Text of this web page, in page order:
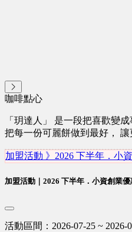
咖啡點心
「玥達人」 是一段把喜歡變
把每一份可麗餅做到最好，
後盾， 也是每一段創業旅程最
加盟活動 》2026 下半年．小
加盟活動｜2026 下半年．小資創業
活動區間：2026-07-25 ~ 2026-